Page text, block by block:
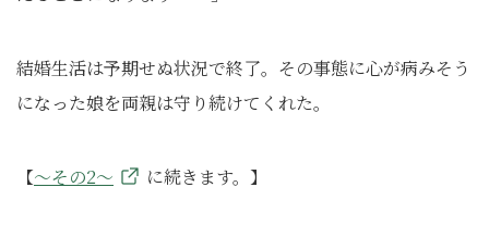
結婚生活は予期せぬ状況で終了。その事態に心が病みそう
になった娘を両親は守り続けてくれた。
【～その2～ に続きます。】